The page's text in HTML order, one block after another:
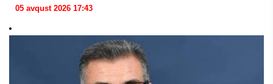
05 avqust 2026 17:43